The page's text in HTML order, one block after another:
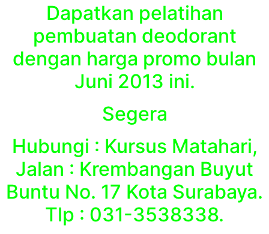
Dapatkan pelatihan
pembuatan deodorant
dengan harga promo bulan
Juni 2013 ini.
Segera
Hubungi : Kursus Matahari,
Jalan : Krembangan Buyut
Buntu No. 17 Kota Surabaya.
Tlp : 031-3538338.